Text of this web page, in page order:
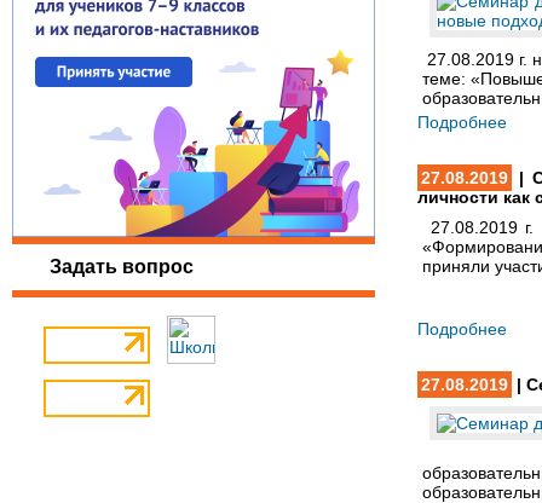
Задать вопрос
27.08.2019 г.
теме:
Подробнее
27.08.2019
|
личности как
27.08.2019
приняли
Подробнее
27.08.2019 |